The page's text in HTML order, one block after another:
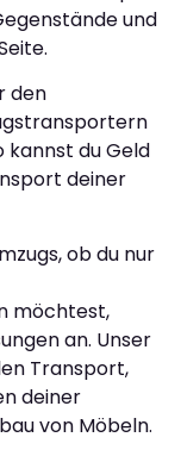
und
den
kannst du Geld
deiner
ob du nur
möchtest,
an. Unser
Transport,
deiner
von Möbeln.